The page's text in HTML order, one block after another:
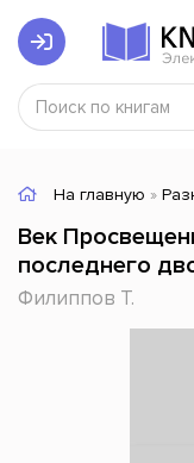
На главную »
Век
последнего
Филиппов Т.